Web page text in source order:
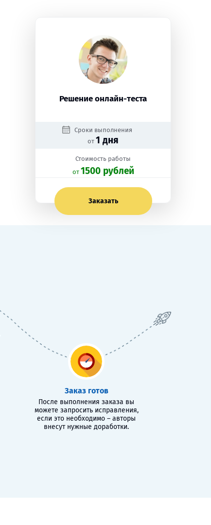
Решение онлайн-теста
Сроки выполнения
от 1 дня
Стоимость работы
oт 1500 рублей
Заказать
Заказ готов
После выполнения заказа вы
можете запросить исправления,
если это необходимо – авторы
внесут нужные доработки.